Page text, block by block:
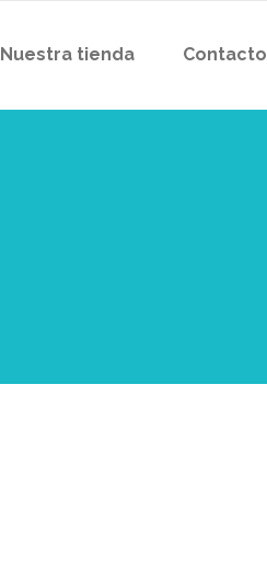
Nuestra tienda Contacto